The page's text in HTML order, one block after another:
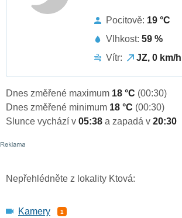
Pocitově: 19 °C
Vlhkost: 59 %
Vítr:
JZ, 0 km/h
Dnes změřené maximum 18 °C (00:30)
Dnes změřené minimum 18 °C (00:30)
Slunce vychází v 05:38 a zapadá v 20:30
Nepřehlédněte z lokality Ktová:
Kamery 1